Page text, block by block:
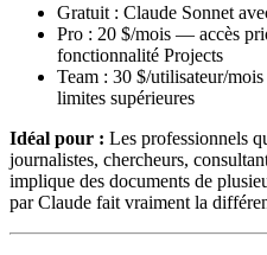
Gratuit : Claude Sonnet
Pro : 20 $/mois — accès
fonctionnalité Projects
Team : 30 $/utilisateur/
limites supérieures
Idéal pour : Les professionnels
journalistes, chercheurs,
implique des documents de
par Claude fait vraiment la